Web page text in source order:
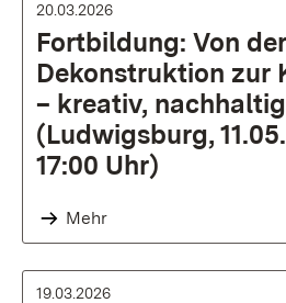
20.03.2026
Fortbildung: Von der
Dekonstruktion zur
– kreativ,
(Ludwigsburg,
17:00 Uhr)
Mehr
19.03.2026